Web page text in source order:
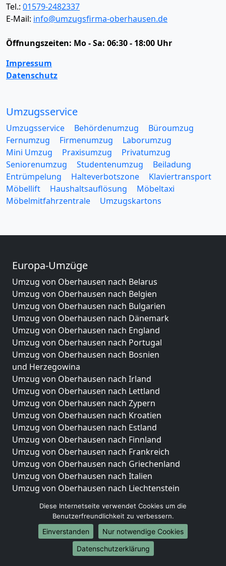
Tel.: 01579-2482337
E-Mail: info@umzugsfirma-oberhausen.de
Öffnungszeiten: Mo - Sa: 06:30 - 18:00 Uhr
Impressum
Datenschutz
Umzugsservice
Umzugsservice Behördenumzug
Büroumzug
Fernumzug
Firmenumzug
Laborumzug
Mini Umzug
Praxisumzug
Privatumzug
Seniorenumzug
Studentenumzug
Beiladung
Entrümpelung
Halteverbotszone
Klaviertransport
Möbellift
Haushaltsauflösung
Möbeltaxi
Möbelmitfahrzentrale
Umzugskartons
Europa-Umzüge
Umzug von Oberhausen nach Belarus
Umzug von Oberhausen nach Belgien
Umzug von Oberhausen nach Bulgarien
Umzug von Oberhausen nach Dänemark
Umzug von Oberhausen nach England
Umzug von Oberhausen nach Portugal
Umzug von Oberhausen nach Bosnien
und Herzegowina
Umzug von Oberhausen nach Irland
Umzug von Oberhausen nach Lettland
Umzug von Oberhausen nach Zypern
Umzug von Oberhausen nach Kroatien
Umzug von Oberhausen nach Estland
Umzug von Oberhausen nach Finnland
Umzug von Oberhausen nach Frankreich
Umzug von Oberhausen nach Griechenland
Umzug von Oberhausen nach Italien
Umzug von Oberhausen nach Liechtenstein
Umzug von Oberhausen nach Niederlande
Umzug von Oberhausen nach Norwegen
Umzüge-Deutschlandweit
Diese Internetseite verwendet Cookies um die
Benutzerfreundlichkeit zu verbessern.
Einverstanden
Nur notwendige Cookies
Datenschutzerklärung